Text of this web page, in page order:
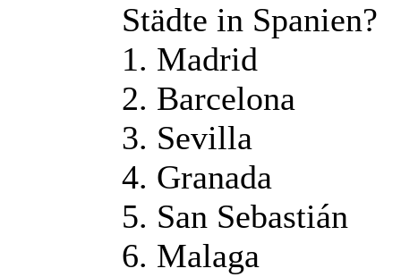
Städte in Spanien?
1. Madrid
2. Barcelona
3. Sevilla
4. Granada
5. San Sebastián
6. Malaga